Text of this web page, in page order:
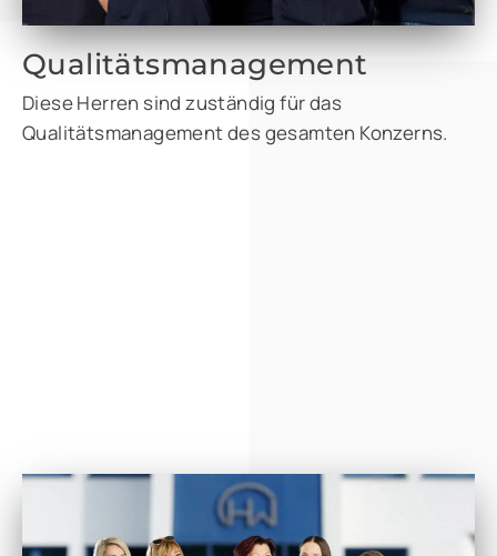
Qualitätsmanagement
Diese Herren sind zuständig für das
Qualitätsmanagement des gesamten Konzerns.